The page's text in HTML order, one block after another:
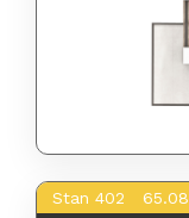
Stan 402 65.08